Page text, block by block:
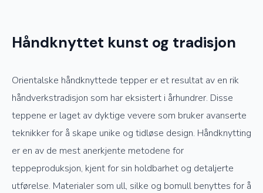
Håndknyttet kunst og tradisjon
Orientalske håndknyttede tepper er et resultat av en rik
håndverkstradisjon som har eksistert i århundrer. Disse
teppene er laget av dyktige vevere som bruker avanserte
teknikker for å skape unike og tidløse design. Håndknytting
er en av de mest anerkjente metodene for
teppeproduksjon, kjent for sin holdbarhet og detaljerte
utførelse. Materialer som ull, silke og bomull benyttes for å